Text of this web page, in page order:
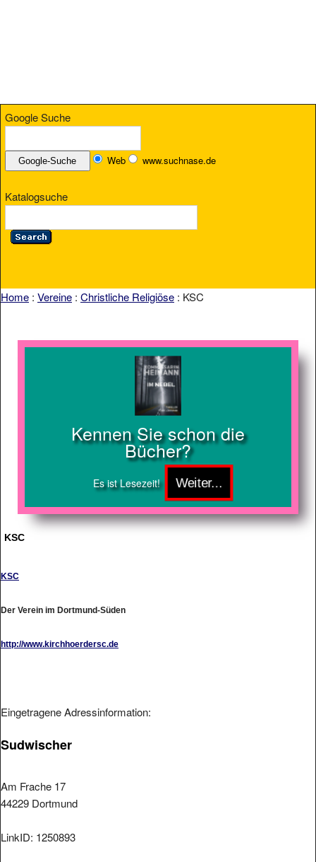
Google Suche
Web www.suchnase.de
Katalogsuche
Home : Vereine : Christliche Religiöse : KSC
Kennen Sie schon die
Bücher?
Es ist Lesezeit!
KSC
KSC
Der Verein im Dortmund-Süden
http://www.kirchhoerdersc.de
Eingetragene Adressinformation:
Sudwischer
Am Frache 17
44229 Dortmund
LinkID: 1250893